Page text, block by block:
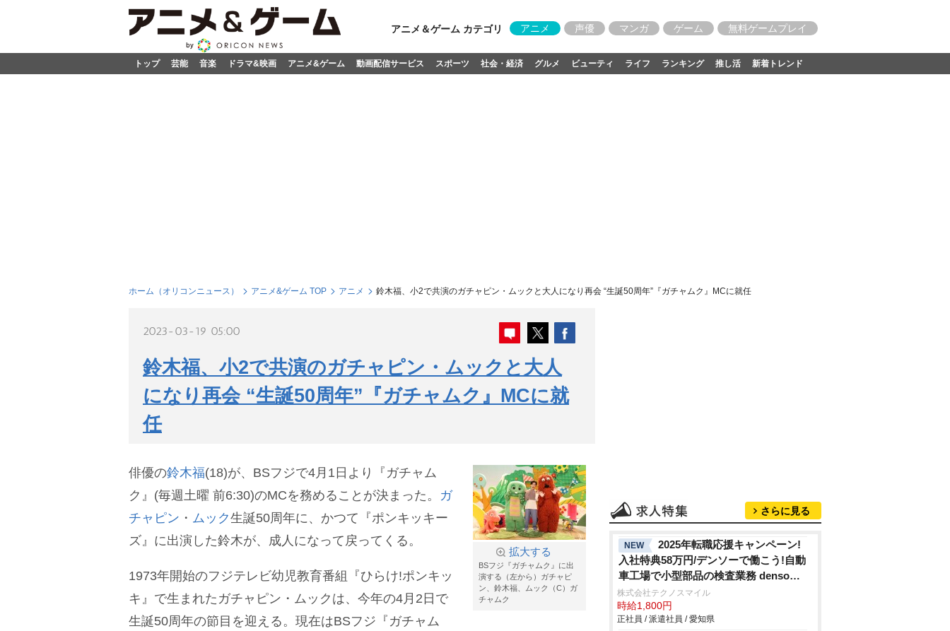
アニメ＆ゲーム カテゴリ アニメ 声優 マンガ ゲーム 無料ゲームプレイ
トップ 芸能 音楽 ドラマ&映画 アニメ&ゲーム 動画配信サービス スポーツ 社会・経済 グルメ ビューティ ライフ ランキング 推し活 新着トレンド
ホーム（オリコンニュース） アニメ&ゲーム TOP アニメ 鈴木福、小2で共演のガチャピン・ムックと大人になり再会 “生誕50周年”『ガチャムク』MCに就任
2023-03-19 05:00
鈴木福、小2で共演のガチャピン・ムックと大人
になり再会 “生誕50周年”『ガチャムク』MCに就
任
拡大する
BSフジ『ガチャムク』に出
演する（左から）ガチャピ
ン、鈴木福、ムック（C）ガ
チャムク
俳優の鈴木福(18)が、BSフジで4月1日より『ガチャム
ク』(毎週土曜 前6:30)のMCを務めることが決まった。 ガ
チャピン ・ ムック生誕50周年に、かつて『ポンキッキー
ズ』に出演した鈴木が、成人になって戻ってくる。
1973年開始のフジテレビ幼児教育番組『ひらけ!ポンキッ
キ』で生まれたガチャピン・ムックは、今年の4月2日で
生誕50周年の節目を迎える。現在はBSフジ『ガチャム
さらに見る
NEW
2025年転職応援キャンペーン!
入社特典58万円/デンソーで働こう!自動
車工場で小型部品の検査業務 denso
aichi
株式会社テクノスマイル
時給1,800円
正社員 / 派遣社員 / 愛知県